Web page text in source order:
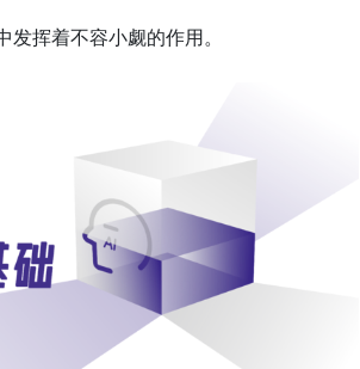
挥着不容小觑的作用。